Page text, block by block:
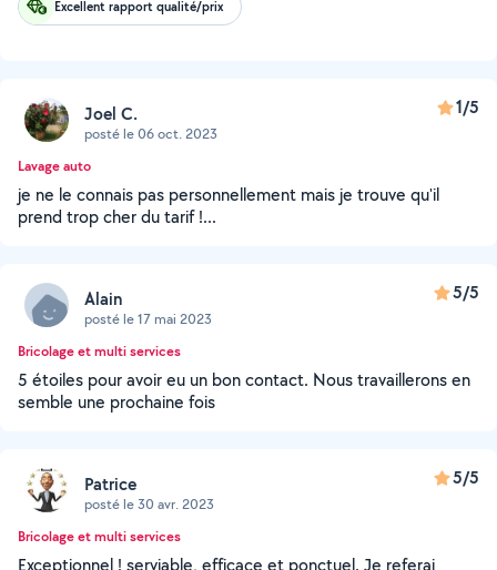
Excellent rapport qualité/prix
Joel C.
posté le 06 oct. 2023
1/5
Lavage auto
je ne le connais pas personnellement mais je trouve qu'il
prend trop cher du tarif !...
Alain
posté le 17 mai 2023
5/5
Bricolage et multi services
5 étoiles pour avoir eu un bon contact. Nous travaillerons en
semble une prochaine fois
Patrice
posté le 30 avr. 2023
5/5
Bricolage et multi services
Exceptionnel ! serviable, efficace et ponctuel. Je referai